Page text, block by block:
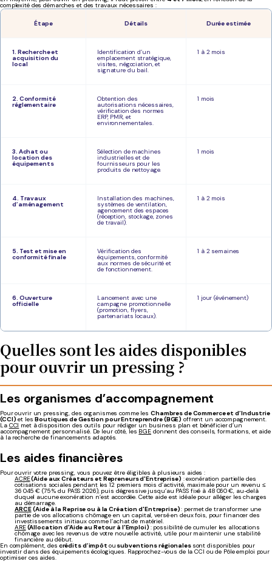
complexité des démarches et des travaux nécessaires :
Étape Détails Durée estimée
1. Recherche et
acquisition du
local
Identification d’un
emplacement stratégique,
visites, négociation, et
signature du bail.
1 à 2 mois
2. Conformité
réglementaire
Obtention des
autorisations nécessaires,
vérification des normes
ERP, PMR, et
environnementales.
1 mois
3. Achat ou
location des
équipements
Sélection de machines
industrielles et de
fournisseurs pour les
produits de nettoyage.
1 mois
4. Travaux
d’aménagement
Installation des machines,
systèmes de ventilation,
agencement des espaces
(réception, stockage, zones
de travail).
1 à 2 mois
5. Test et mise en
conformité finale
Vérification des
équipements, conformité
aux normes de sécurité et
de fonctionnement.
1 à 2 semaines
6. Ouverture
officielle
Lancement avec une
campagne promotionnelle
(promotion, flyers,
partenariats locaux).
1 jour (événement)
Quelles sont les aides disponibles
pour ouvrir un pressing ?
Les organismes d’accompagnement
Pour ouvrir un pressing, des organismes comme les Chambres de Commerce et d’Industrie
(CCI) et lesBoutiques de Gestion pour Entreprendre (BGE) offrent un accompagnement.
La CCI met à disposition des outils pour rédiger un business plan et bénéficier d’un
accompagnement personnalisé. De leur côté, les BGE donnent des conseils, formations, et aide
à la recherche de financements adaptés.
Les aides financières
Pour ouvrir votre pressing, vous pouvez être éligibles à plusieurs aides :
ACRE(Aide aux Créateurs et Repreneurs d'Entreprise) : exonération partielle des
cotisations sociales pendant les 12 premiers mois d’activité, maximale pour un revenu ≤
36 045 € (75 % du PASS 2026), puis dégressive jusqu’au PASS fixé à 48 060 €, au-delà
duquel aucune exonération n’est accordée. Cette aide est idéale pour alléger les charges
au démarrage.
ARCE (Aide à la Reprise ou à la Création d'Entreprise): permet de transformer une
partie de vos allocations chômage en un capital, versé en deux fois, pour financer des
investissements initiaux comme l’achat de matériel.
ARE(Allocation d'Aide au Retour à l'Emploi) : possibilité de cumuler les allocations
chômage avec les revenus de votre nouvelle activité, utile pour maintenir une stabilité
financière au début.
En complément, des crédits d’impôt ou subventions régionales sont disponibles pour
investir dans des équipements écologiques. Rapprochez-vous de la CCI ou de Pôle emploi pour
optimiser ces aides.